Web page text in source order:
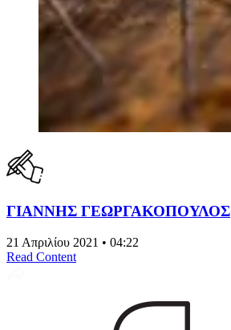
ΓΙΑΝΝΗΣ ΓΕΩΡΓΑΚΟΠΟΥΛΟΣ
21 Απριλίου 2021 • 04:22
Read Content